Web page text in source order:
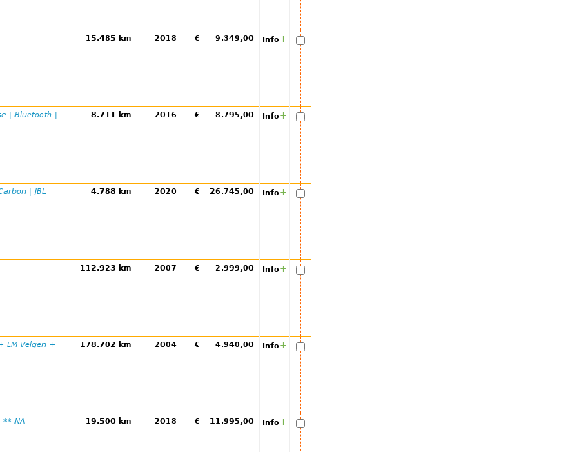
15.485 km 2018 € 9.349,00 Info+
| Bluetooth |
8.711 km 2016 € 8.795,00 Info+
| JBL
4.788 km 2020 € 26.745,00 Info+
112.923 km 2007 € 2.999,00 Info+
LM Velgen +
178.702 km 2004 € 4.940,00 Info+
** NA
19.500 km 2018 € 11.995,00 Info+